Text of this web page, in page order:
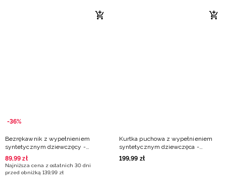
-36%
Bezrękawnik z wypełnieniem
syntetycznym dziewczęcy -
miętowy
89,99 zł
Najniższa cena z ostatnich 30 dni
przed obniżką 139,99 zł
Kurtka puchowa z wypełnieniem
syntetycznym dziewczęca -
miętowa
199,99 zł